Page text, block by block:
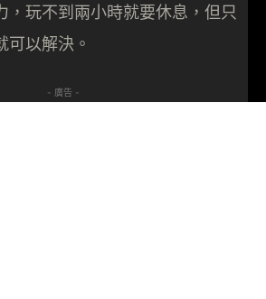
，玩不到兩小時就要休息，但只
可以解決。
- 廣告 -